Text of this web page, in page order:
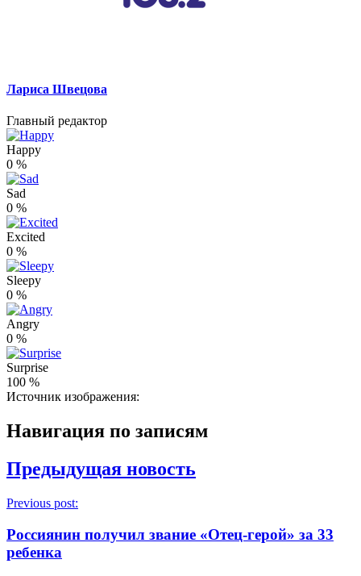
Лариса Швецова
Главный редактор
Happy
0 %
Sad
0 %
Excited
0 %
Sleepy
0 %
Angry
0 %
Surprise
100 %
Источник изображения:
Навигация по записям
Предыдущая новость
Previous post:
Россиянин получил звание «Отец-герой» за 33
ребенка